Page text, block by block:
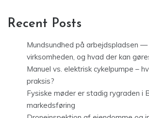
Recent Posts
Mundsundhed på arbejdspladsen
virksomheden, og hvad der kan
Manuel vs. elektrisk cykelpumpe –
praksis?
Fysiske møder er stadig rygraden i
markedsføring